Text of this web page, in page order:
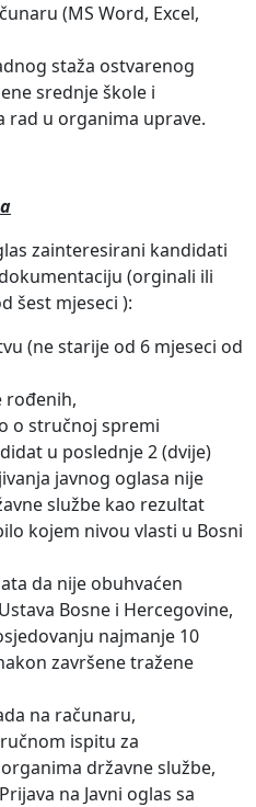
(MS Word, Excel,
staža ostvarenog
srednje škole i
rad u organima uprave.
zainteresirani kandidati
(orginali ili
šest mjeseci ):
(ne starije od 6 mjeseci od
rođenih,
о stručnoj spremi
u poslednje 2 (dvije)
javnog oglasa nije
službe kao rezultat
kojem nivou vlasti u Bosni
da nije obuhvaćen
Bosne i Hercegovine,
najmanje 10
završene tražene
na računaru,
ispitu za
državne službe,
na Javni oglas sa